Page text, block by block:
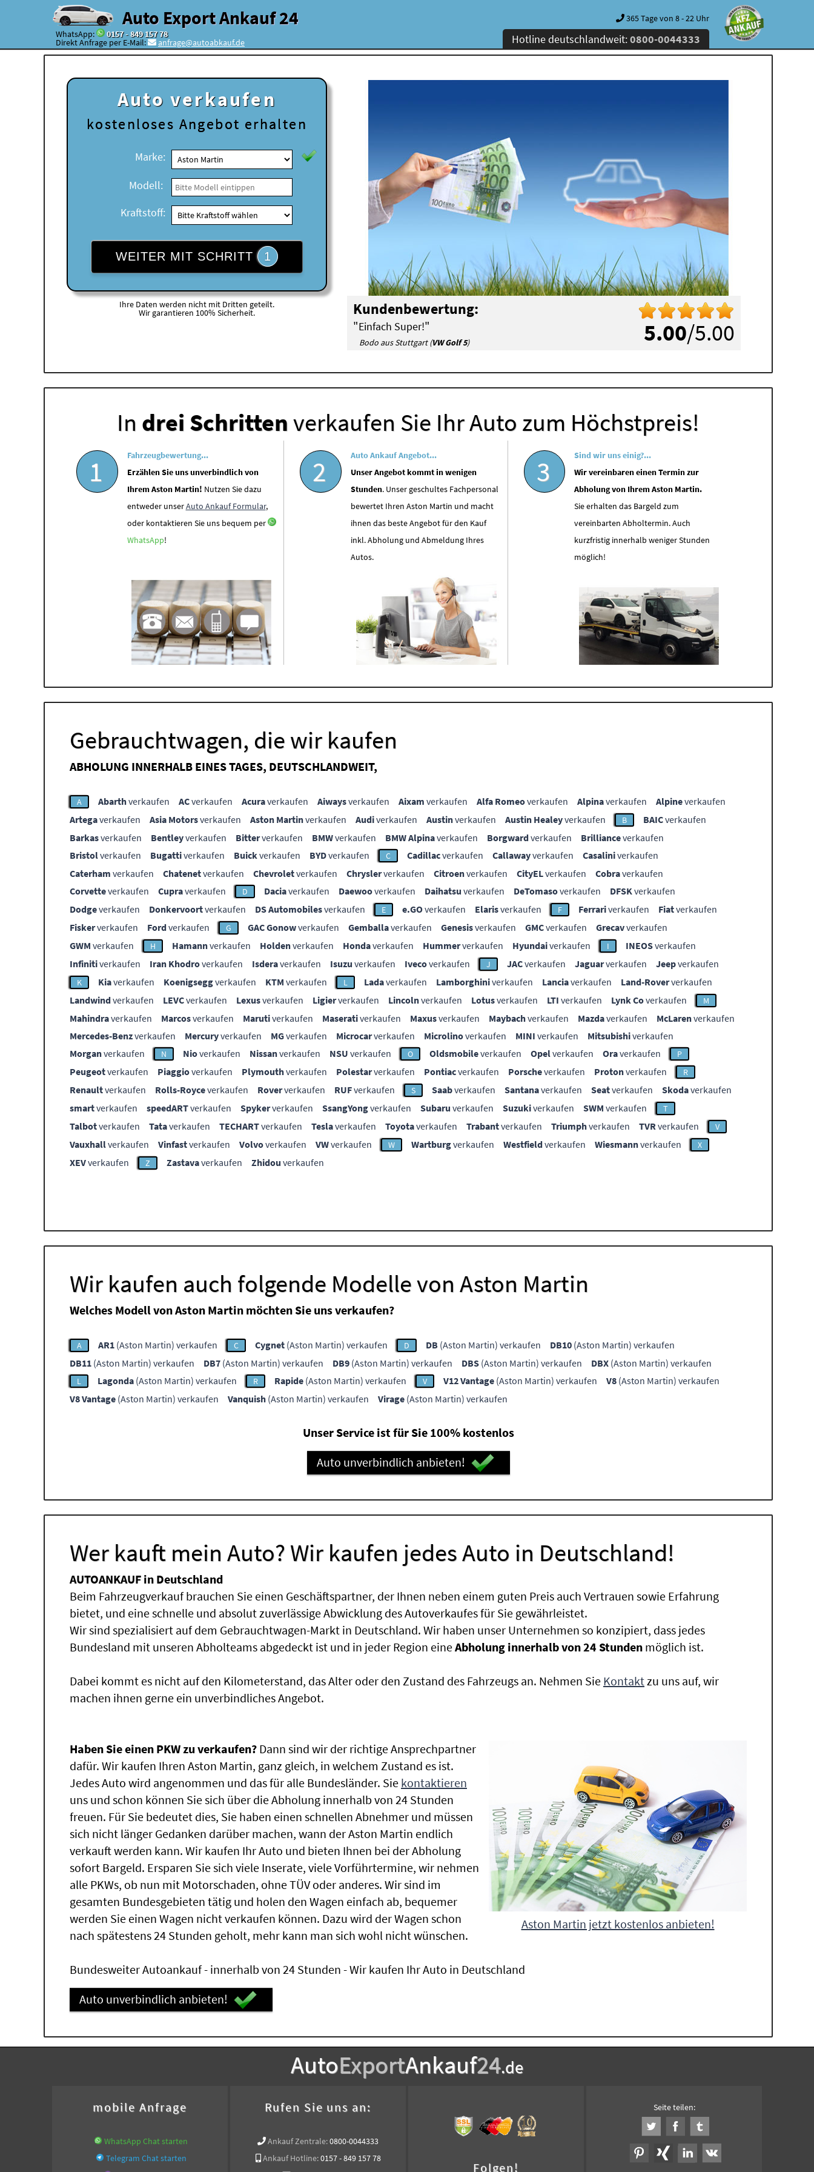
Auto Export Ankauf 24
WhatsApp: 0157 - 849 157 78
Direkt Anfrage per E-Mail: anfrage@autoabkauf.de
365 Tage von 8 - 22 Uhr
Hotline deutschlandweit:0800-0044333
Auto verkaufen
kostenloses Angebot erhalten
Marke:
Modell:
Kraftstoff:
WEITER MIT SCHRITT 1
Ihre Daten werden nicht mit Dritten geteilt.
Wir garantieren 100% Sicherheit.
5.00/5.00
Kundenbewertung:
"Einfach Super!"
Bodo aus Stuttgart (VW Golf 5)
In drei Schrittenverkaufen Sie Ihr Auto zum Höchstpreis!
1
Fahrzeugbewertung...
Erzählen Sie uns unverbindlich von
Ihrem Aston Martin! Nutzen Sie dazu
entweder unserAuto Ankauf Formular,
oder kontaktieren Sie uns bequem per
WhatsApp!
2
Auto Ankauf Angebot...
Unser Angebot kommt in wenigen
Stunden. Unser geschultes Fachpersonal
bewertet Ihren Aston Martin und macht
ihnen das beste Angebot für den Kauf
inkl. Abholung und Abmeldung Ihres
Autos.
3
Sind wir uns einig?...
Wir vereinbaren einen Termin zur
Abholung von Ihrem Aston Martin.
Sie erhalten das Bargeld zum
vereinbarten Abholtermin. Auch
kurzfristig innerhalb weniger Stunden
möglich!
Gebrauchtwagen, die wir kaufen
ABHOLUNG INNERHALB EINES TAGES, DEUTSCHLANDWEIT,
A Abarthverkaufen ACverkaufen Acuraverkaufen Aiwaysverkaufen Aixam verkaufen Alfa Romeoverkaufen Alpinaverkaufen Alpineverkaufen
Artegaverkaufen Asia Motorsverkaufen Aston Martinverkaufen Audiverkaufen Austinverkaufen Austin Healeyverkaufen B BAICverkaufen
Barkasverkaufen Bentleyverkaufen Bitterverkaufen BMWverkaufen BMW Alpinaverkaufen Borgwardverkaufen Brillianceverkaufen
Bristolverkaufen Bugattiverkaufen Buickverkaufen BYDverkaufen C Cadillacverkaufen Callawayverkaufen Casaliniverkaufen
Caterham verkaufen Chatenetverkaufen Chevroletverkaufen Chryslerverkaufen Citroenverkaufen CityELverkaufen Cobraverkaufen
Corvetteverkaufen Cupraverkaufen D Daciaverkaufen Daewooverkaufen Daihatsu verkaufen DeTomasoverkaufen DFSKverkaufen
Dodgeverkaufen Donkervoortverkaufen DS Automobilesverkaufen E e.GOverkaufen Elarisverkaufen F Ferrariverkaufen Fiatverkaufen
Fiskerverkaufen Fordverkaufen G GAC Gonowverkaufen Gemballaverkaufen Genesisverkaufen GMCverkaufen Grecavverkaufen
GWM verkaufen H Hamannverkaufen Holdenverkaufen Hondaverkaufen Hummerverkaufen Hyundaiverkaufen I INEOSverkaufen
Infinitiverkaufen Iran Khodroverkaufen Isderaverkaufen Isuzu verkaufen Ivecoverkaufen J JACverkaufen Jaguarverkaufen Jeepverkaufen
K Kiaverkaufen Koenigseggverkaufen KTM verkaufen L Ladaverkaufen Lamborghiniverkaufen Lanciaverkaufen Land-Roververkaufen
Landwindverkaufen LEVCverkaufen Lexusverkaufen Ligierverkaufen Lincolnverkaufen Lotusverkaufen LTI verkaufen Lynk Coverkaufen M
Mahindraverkaufen Marcosverkaufen Marutiverkaufen Maserativerkaufen Maxusverkaufen Maybachverkaufen Mazdaverkaufen McLarenverkaufen
Mercedes-Benzverkaufen Mercuryverkaufen MGverkaufen Microcarverkaufen Microlinoverkaufen MINI verkaufen Mitsubishiverkaufen
Morganverkaufen N Nioverkaufen Nissanverkaufen NSU verkaufen O Oldsmobileverkaufen Opelverkaufen Oraverkaufen P
Peugeotverkaufen Piaggioverkaufen Plymouthverkaufen Polestarverkaufen Pontiacverkaufen Porscheverkaufen Protonverkaufen R
Renaultverkaufen Rolls-Royceverkaufen Roververkaufen RUFverkaufen S Saabverkaufen Santanaverkaufen Seatverkaufen Skodaverkaufen
smartverkaufen speedARTverkaufen Spykerverkaufen SsangYongverkaufen Subaru verkaufen Suzukiverkaufen SWM verkaufen T
Talbotverkaufen Tataverkaufen TECHARTverkaufen Teslaverkaufen Toyotaverkaufen Trabantverkaufen Triumphverkaufen TVRverkaufen V
Vauxhallverkaufen Vinfastverkaufen Volvoverkaufen VWverkaufen W Wartburgverkaufen Westfieldverkaufen Wiesmannverkaufen X
XEVverkaufen Z Zastavaverkaufen Zhidou verkaufen
Wir kaufen auch folgende Modelle von Aston Martin
Welches Modell von Aston Martin möchten Sie uns verkaufen?
A AR1 (Aston Martin) verkaufen C Cygnet (Aston Martin) verkaufen D DB (Aston Martin) verkaufen DB10 (Aston Martin) verkaufen
DB11 (Aston Martin) verkaufen DB7 (Aston Martin) verkaufen DB9 (Aston Martin) verkaufen DBS (Aston Martin) verkaufen DBX (Aston Martin) verkaufen
L Lagonda (Aston Martin) verkaufen R Rapide (Aston Martin) verkaufen V V12 Vantage (Aston Martin) verkaufen V8 (Aston Martin) verkaufen
V8 Vantage (Aston Martin) verkaufen Vanquish (Aston Martin) verkaufen Virage (Aston Martin) verkaufen
Unser Service ist für Sie 100% kostenlos
Auto unverbindlich anbieten!
Wer kauft mein Auto? Wir kaufen jedes Auto in Deutschland!
AUTOANKAUF in Deutschland
Beim Fahrzeugverkauf brauchen Sie einen Geschäftspartner, der Ihnen neben einem guten Preis auch Vertrauen sowie Erfahrung
bietet, und eine schnelle und absolut zuverlässige Abwicklung des Autoverkaufes für Sie gewährleistet.
Wir sind spezialisiert auf dem Gebrauchtwagen-Markt in Deutschland. Wir haben unser Unternehmen so konzipiert, dass jedes
Bundesland mit unseren Abholteams abgedeckt ist und in jeder Region eineAbholung innerhalb von 24 Stunden möglich ist.
Dabei kommt es nicht auf den Kilometerstand, das Alter oder den Zustand des Fahrzeugs an. Nehmen Sie Kontaktzu uns auf, wir
machen ihnen gerne ein unverbindliches Angebot.
Aston Martin jetzt kostenlos anbieten!
Haben Sie einen PKW zu verkaufen? Dann sind wir der richtige Ansprechpartner
dafür. Wir kaufen Ihren Aston Martin, ganz gleich, in welchem Zustand es ist.
Jedes Auto wird angenommen und das für alle Bundesländer. Sie kontaktieren
uns und schon können Sie sich über die Abholung innerhalb von 24 Stunden
freuen. Für Sie bedeutet dies, Sie haben einen schnellen Abnehmer und müssen
sich nicht länger Gedanken darüber machen, wann der Aston Martin endlich
verkauft werden kann. Wir kaufen Ihr Auto und bieten Ihnen bei der Abholung
sofort Bargeld. Ersparen Sie sich viele Inserate, viele Vorführtermine, wir nehmen
alle PKWs, ob nun mit Motorschaden, ohne TÜV oder anderes. Wir sind im
gesamten Bundesgebieten tätig und holen den Wagen einfach ab, bequemer
werden Sie einen Wagen nicht verkaufen können. Dazu wird der Wagen schon
nach spätestens 24 Stunden geholt, mehr kann man sich wohl nicht wünschen.
Bundesweiter Autoankauf - innerhalb von 24 Stunden - Wir kaufen Ihr Auto in Deutschland
Auto unverbindlich anbieten!
AutoExportAnkauf24.de
mobile Anfrage
WhatsApp Chat starten
Telegram Chat starten
Rufen Sie uns an:
Ankauf Zentrale:0800-0044333
Ankauf Hotline:0157 - 849 157 78
Folgen!
Seite teilen: